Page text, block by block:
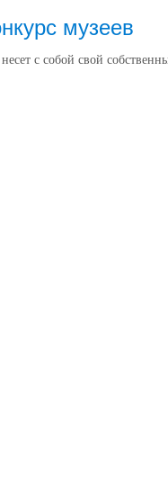
музеев
с собой свой